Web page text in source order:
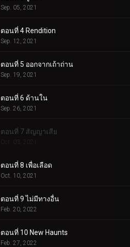
Sep. 05, 2021
ตอนที่ 4 Rendition
Sep. 12, 2021
ตอนที่ 5 ออกจากเถ้าถ่าน
Sep. 19, 2021
ตอนที่ 6 ด้านใน
Sep. 26, 2021
ตอนที่ 7 สัญญาเสีย
ตอนที่ 8 เพื่อเลือด
Oct. 10, 2021
ตอนที่ 9 ไม่มีทางอื่น
Feb. 20, 2022
ตอนที่ 10 New Haunts
Feb. 27, 2022